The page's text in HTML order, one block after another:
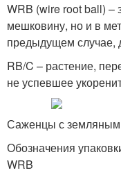
WRB (wire root ball) –
мешковину, но и в
предыдущем случае,
RB/C – растение,
не успевшее
Саженцы с
Обозначения
WRB